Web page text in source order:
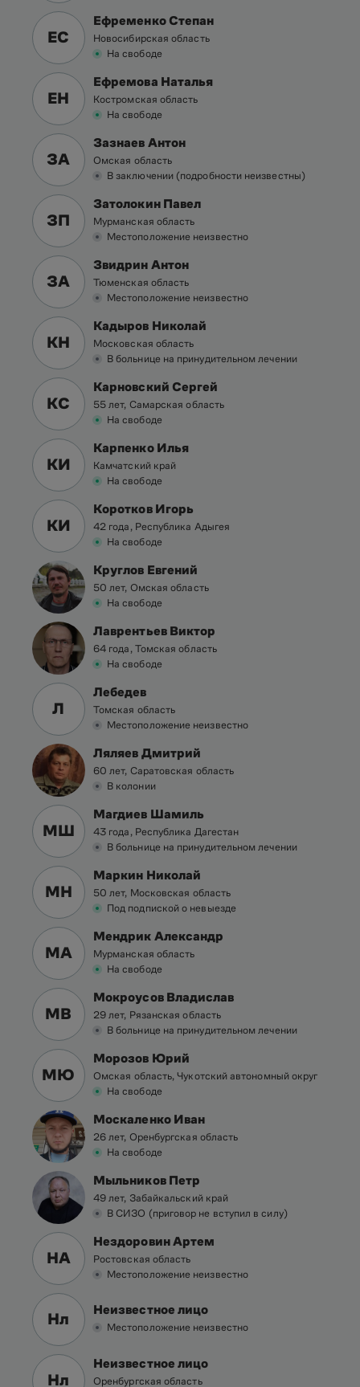
ЕС
Ефременко Степан
Новосибирская область
На свободе
ЕН
Ефремова Наталья
Костромская область
На свободе
ЗА
Зазнаев Антон
Омская область
В заключении (подробности неизвестны)
ЗП
Затолокин Павел
Мурманская область
Местоположение неизвестно
ЗА
Звидрин Антон
Тюменская область
Местоположение неизвестно
КН
Кадыров Николай
Московская область
В больнице на принудительном лечении
КС
Карновский Сергей
55 лет, Самарская область
На свободе
КИ
Карпенко Илья
Камчатский край
На свободе
КИ
Коротков Игорь
42 года, Республика Адыгея
На свободе
Круглов Евгений
50 лет, Омская область
На свободе
Лаврентьев Виктор
64 года, Томская область
На свободе
Л
Лебедев
Томская область
Местоположение неизвестно
Ляляев Дмитрий
60 лет, Саратовская область
В колонии
МШ
Магдиев Шамиль
43 года, Республика Дагестан
В больнице на принудительном лечении
МН
Маркин Николай
50 лет, Московская область
Под подпиской о невыезде
МА
Мендрик Александр
Мурманская область
На свободе
МВ
Мокроусов Владислав
29 лет, Рязанская область
В больнице на принудительном лечении
МЮ
Морозов Юрий
Омская область, Чукотский автономный округ
На свободе
Москаленко Иван
26 лет, Оренбургская область
На свободе
Мыльников Петр
49 лет, Забайкальский край
В СИЗО (приговор не вступил в силу)
НА
Нездоровин Артем
Ростовская область
Местоположение неизвестно
Нл Неизвестное лицо
Местоположение неизвестно
Нл
Неизвестное лицо
Оренбургская область